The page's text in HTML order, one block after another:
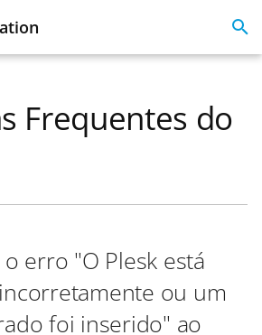
Dashboard
Servers
Domains
Monitoring
Licenses
Get Started With 360
FAQ
SSO
SSL Certificate issues
Migration guide
Frequentes do
erro "O Plesk está
ou um
foi inserido" ao